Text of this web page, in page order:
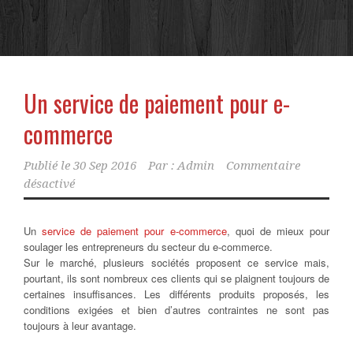
Un service de paiement pour e-
commerce
Publié le 30 Sep 2016 Par : Admin
Commentaire
désactivé
Unservice de paiement pour e-commerce, quoi de mieux pour
soulager les entrepreneurs du secteur du e-commerce.
Sur le marché, plusieurs sociétés proposent ce service mais,
pourtant, ils sont nombreux ces clients qui se plaignent toujours de
certaines insuffisances. Les différents produits proposés, les
conditions exigées et bien d’autres contraintes ne sont pas
toujours à leur avantage.